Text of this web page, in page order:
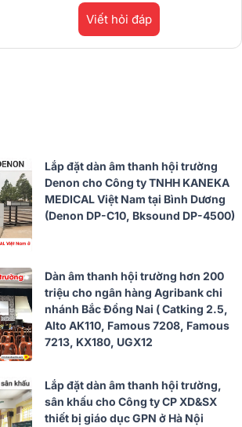
Viết hỏi đáp
Lắp đặt dàn âm thanh hội trường
Denon cho Công ty TNHH KANEKA
MEDICAL Việt Nam tại Bình Dương
(Denon DP-C10, Bksound DP-4500)
Dàn âm thanh hội trường hơn 200
triệu cho ngân hàng Agribank chi
nhánh Bắc Đồng Nai ( Catking 2.5,
Alto AK110, Famous 7208, Famous
7213, KX180, UGX12
Lắp đặt dàn âm thanh hội trường,
sân khấu cho Công ty CP XD&SX
thiết bị giáo dục GPN ở Hà Nội